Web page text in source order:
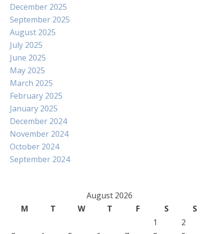
December 2025
September 2025
August 2025
July 2025
June 2025
May 2025
March 2025
February 2025
January 2025
December 2024
November 2024
October 2024
September 2024
August 2026
M
T W T F S
S
1
2